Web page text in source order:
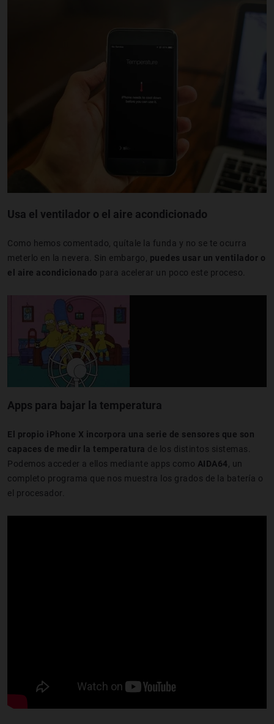
Usa el ventilador o el aire acondicionado
Como hemos comentado, quítale la funda y no se te ocurra
meterlo en la nevera. Sin embargo, puedes usar un ventilador o
el aire acondicionado para acelerar un poco este proceso.
Apps para bajar la temperatura
El propio iPhone X incorpora una serie de sensores que son
capaces de medir la temperatura de los distintos sistemas.
Podemos acceder a ellos mediante apps como AIDA64, un
completo programa que nos muestra los grados de la batería o
el procesador.